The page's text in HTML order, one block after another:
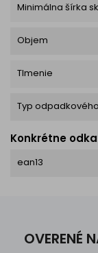
Minimálna šírka
Objem
Tlmenie
Typ
Konkrétne
ean13
OVERENÉ